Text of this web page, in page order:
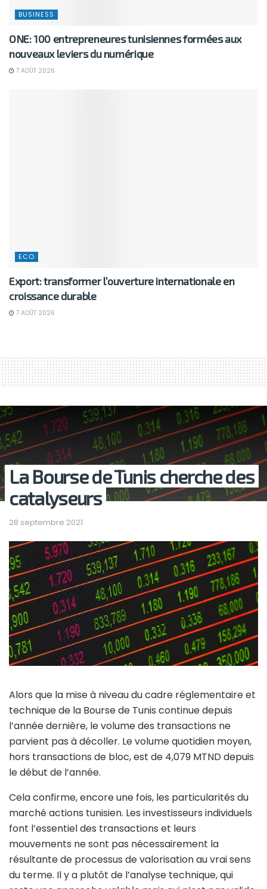
BUSINESS
ONE: 100 entrepreneures tunisiennes formées aux
nouveaux leviers du numérique
7 AOÛT 2026
ECO
Export: transformer l’ouverture internationale en
croissance durable
7 AOÛT 2026
La Bourse de Tunis cherche des
catalyseurs
28 septembre 2021
Alors que la mise à niveau du cadre réglementaire et
technique de la Bourse de Tunis continue depuis
l’année dernière, le volume des transactions ne
parvient pas à décoller. Le volume quotidien moyen,
hors transactions de bloc, est de 4,079 MTND depuis
le début de l’année.
Cela confirme, encore une fois, les particularités du
marché actions tunisien. Les investisseurs individuels
font l’essentiel des transactions et leurs
mouvements ne sont pas nécessairement la
résultante de processus de valorisation au vrai sens
du terme. Il y a plutôt de l’analyse technique, qui